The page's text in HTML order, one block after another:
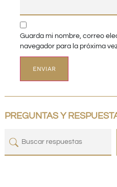
Guarda mi nombre, correo
navegador para la próxima
PREGUNTAS Y